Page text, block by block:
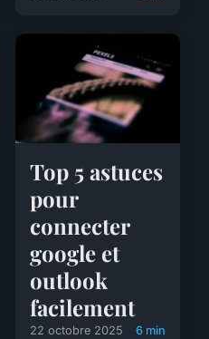
Top 5 astuces
pour
connecter
google et
outlook
facilement
22 octobre 2025 6 min